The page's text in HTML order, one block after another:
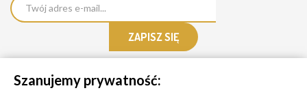
Szanujemy prywatność: